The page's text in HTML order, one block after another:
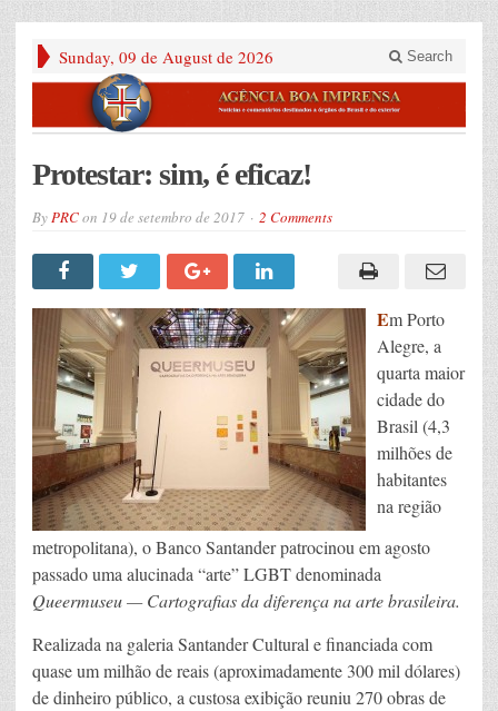
Sunday, 09 de August de 2026 Search
Protestar: sim, é eficaz!
ByPRCon 19 de setembro de 2017 2 Comments
Em Porto
Alegre, a
quarta maior
cidade do
Brasil (4,3
milhões de
habitantes
na região
metropolitana), o Banco Santander patrocinou em agosto
passado uma alucinada “arte” LGBT denominada
Queermuseu — Cartografias da diferença na arte brasileira.
Realizada na galeria Santander Cultural e financiada com
quase um milhão de reais (aproximadamente 300 mil dólares)
de dinheiro público, a custosa exibição reuniu 270 obras de